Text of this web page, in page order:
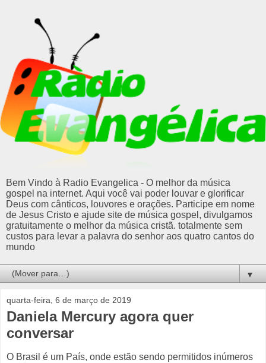
Bem Vindo à Radio Evangelica - O melhor da música
gospel na internet. Aqui você vai poder louvar e glorificar
Deus com cânticos, louvores e orações. Participe em nome
de Jesus Cristo e ajude site de música gospel, divulgamos
gratuitamente o melhor da música cristã. totalmente sem
custos para levar a palavra do senhor aos quatro cantos do
mundo
▼
quarta-feira, 6 de março de 2019
Daniela Mercury agora quer
conversar
O Brasil é um País, onde estão sendo permitidos inúmeros